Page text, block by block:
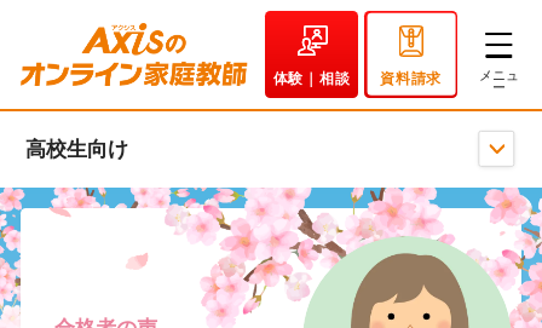
体験｜相談 資料請求
高校生向け